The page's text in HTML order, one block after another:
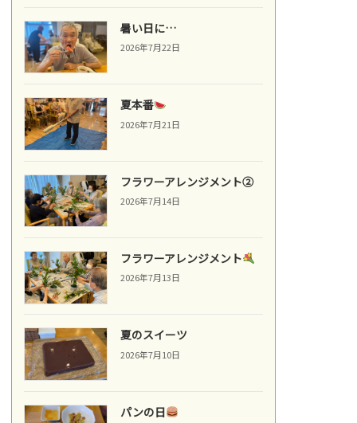
暑い日に…
2026年7月22日
夏本番
2026年7月21日
フラワーアレンジメント②
2026年7月14日
フラワーアレンジメント
2026年7月13日
夏のスイーツ
2026年7月10日
パンの日